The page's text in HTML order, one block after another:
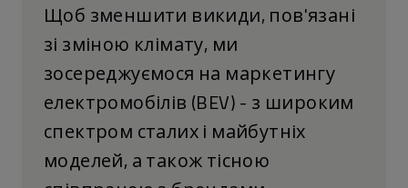
Щоб зменшити викиди, пов'язані
зі зміною клімату, ми
зосереджуємося на маркетингу
електромобілів (BEV) - з широким
спектром сталих і майбутніх
моделей, а також тісною